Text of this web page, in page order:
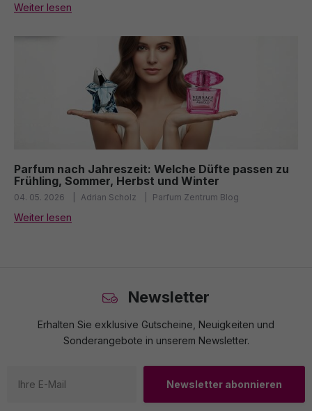
Weiter lesen
Parfum nach Jahreszeit: Welche Düfte passen zu
Frühling, Sommer, Herbst und Winter
04. 05. 2026 Adrian Scholz Parfum Zentrum Blog
Weiter lesen
Newsletter
Erhalten Sie exklusive Gutscheine, Neuigkeiten und
Sonderangebote in unserem Newsletter.
Newsletter abonnieren